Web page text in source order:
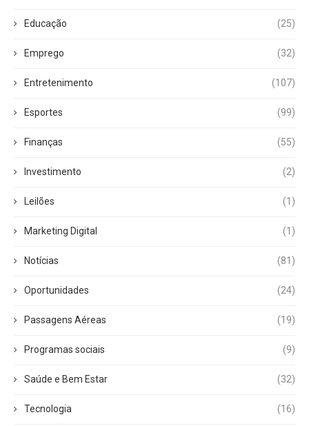
Educação (25)
Emprego (32)
Entretenimento (107)
Esportes (99)
Finanças (55)
Investimento (2)
Leilões (1)
Marketing Digital (1)
Notícias (81)
Oportunidades (24)
Passagens Aéreas (19)
Programas sociais (9)
Saúde e Bem Estar (32)
Tecnologia (16)